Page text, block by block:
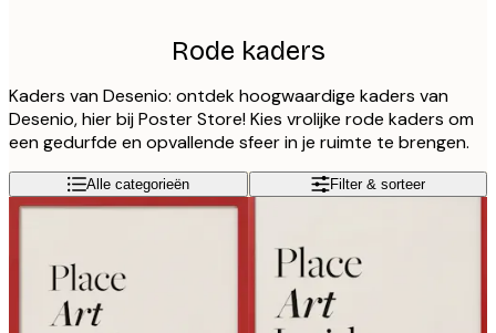
Rode kaders
Kaders van Desenio: ontdek hoogwaardige kaders van
Desenio, hier bij Poster Store! Kies vrolijke rode kaders om
een gedurfde en opvallende sfeer in je ruimte te brengen.
Alle categorieën Filter & sorteer